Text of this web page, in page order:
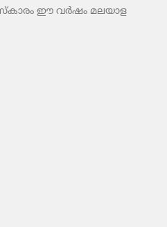
ഈ വർഷം മലയാള